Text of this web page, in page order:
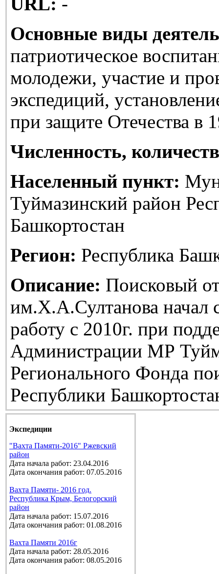
Основные виды
патриотическое
молодежи, участие и
экспедиций,
при защите Отечества в
Численность,
Населенный пункт:
Туймазинский район
Башкортостан
Регион: Республика
Описание: Поисковый
им.Х.А.Султанова начал
работу с 2010г. при
Администрации МР
Регионального Фонда
Республики
Экспедиции
"Вахта Памяти-2016" Ржевский
район
Дата начала работ: 23.04.2016
Дата окончания работ: 07.05.2016
Вахта Памяти- 2016 год.
Республика Крым, Белогорский
район
Дата начала работ: 15.07.2016
Дата окончания работ: 01.08.2016
Вахта Памяти 2016г
Дата начала работ: 28.05.2016
Дата окончания работ: 08.05.2016